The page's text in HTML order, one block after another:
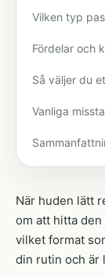
Vilken typ
Fördelar och
Så väljer du
Vanliga
När huden lätt
om att hitta den
vilket format
din rutin och är